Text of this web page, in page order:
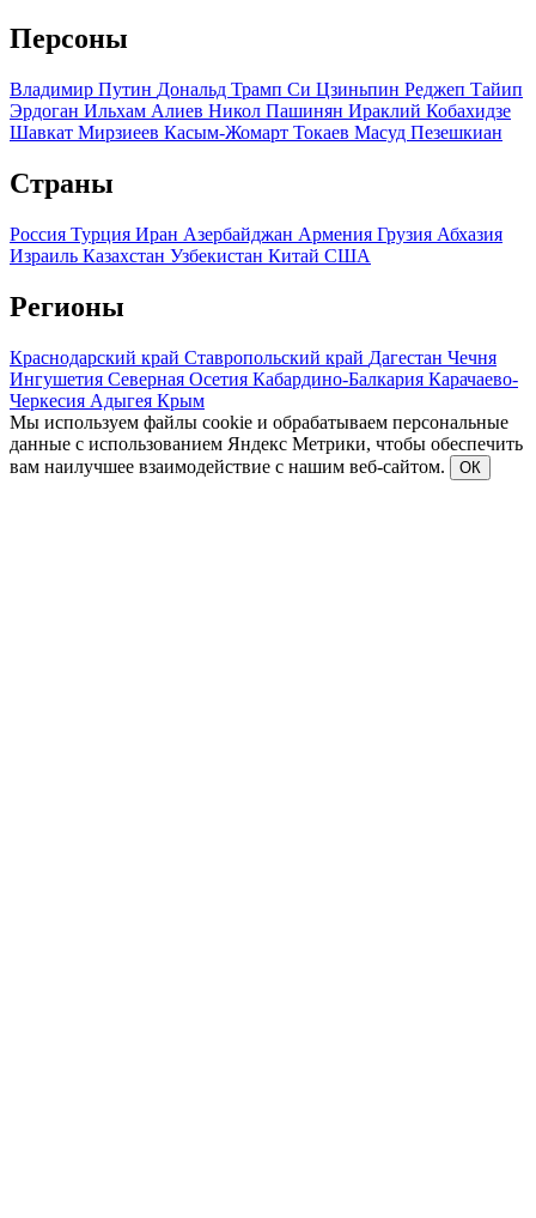
Персоны
Владимир Путин Дональд Трамп Си Цзиньпин Реджеп Тайип
Эрдоган Ильхам Алиев Никол Пашинян Ираклий Кобахидзе
Шавкат Мирзиеев Касым-Жомарт Токаев Масуд Пезешкиан
Страны
Россия Турция Иран Азербайджан Армения Грузия Абхазия
Израиль Казахстан Узбекистан Китай США
Регионы
Краснодарский край Ставропольский край Дагестан Чечня
Ингушетия Северная Осетия Кабардино-Балкария Карачаево-
Черкесия Адыгея Крым
Мы используем файлы cookie и обрабатываем персональные
данные с использованием Яндекс Метрики, чтобы обеспечить
вам наилучшее взаимодействие с нашим веб-сайтом.
ОК